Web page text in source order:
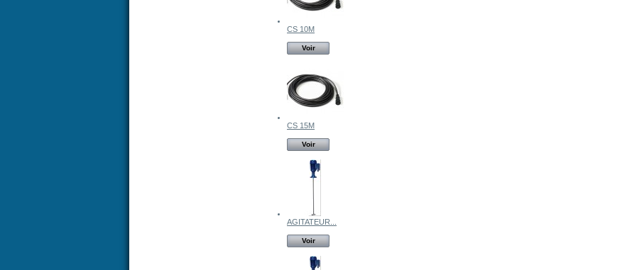
CS 10M
Voir
CS 15M
Voir
AGITATEUR...
Voir